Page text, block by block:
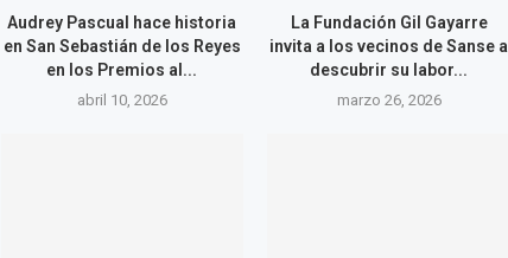
Audrey Pascual hace historia
en San Sebastián de los Reyes
en los Premios al...
abril 10, 2026
La Fundación Gil Gayarre
invita a los vecinos de Sanse a
descubrir su labor...
marzo 26, 2026